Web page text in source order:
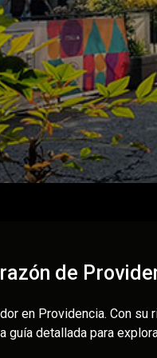
de
en Providencia. Con
guía detallada para